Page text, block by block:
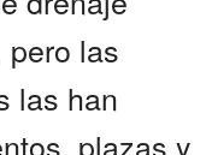
las
las han
plazas y